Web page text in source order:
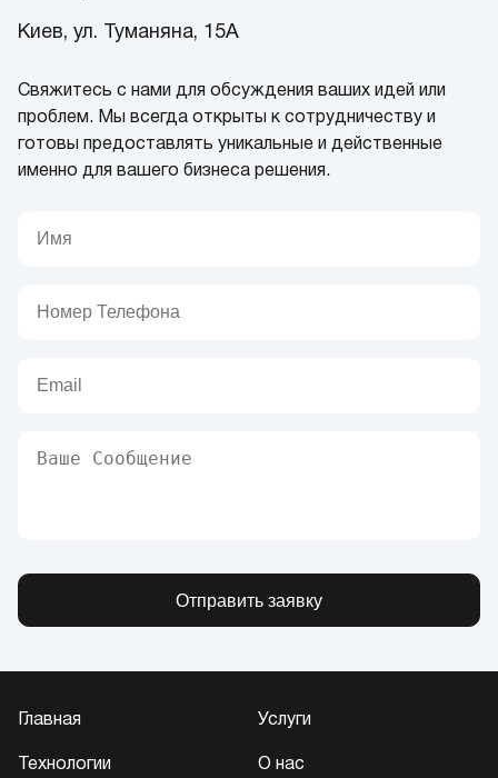
Киев, ул. Туманяна, 15А
Свяжитесь с нами для обсуждения ваших идей или
проблем. Мы всегда открыты к сотрудничеству и
готовы предоставлять уникальные и действенные
именно для вашего бизнеса решения.
Отправить заявку
Главная Услуги
Технологии О нас